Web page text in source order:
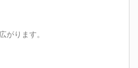
がります。